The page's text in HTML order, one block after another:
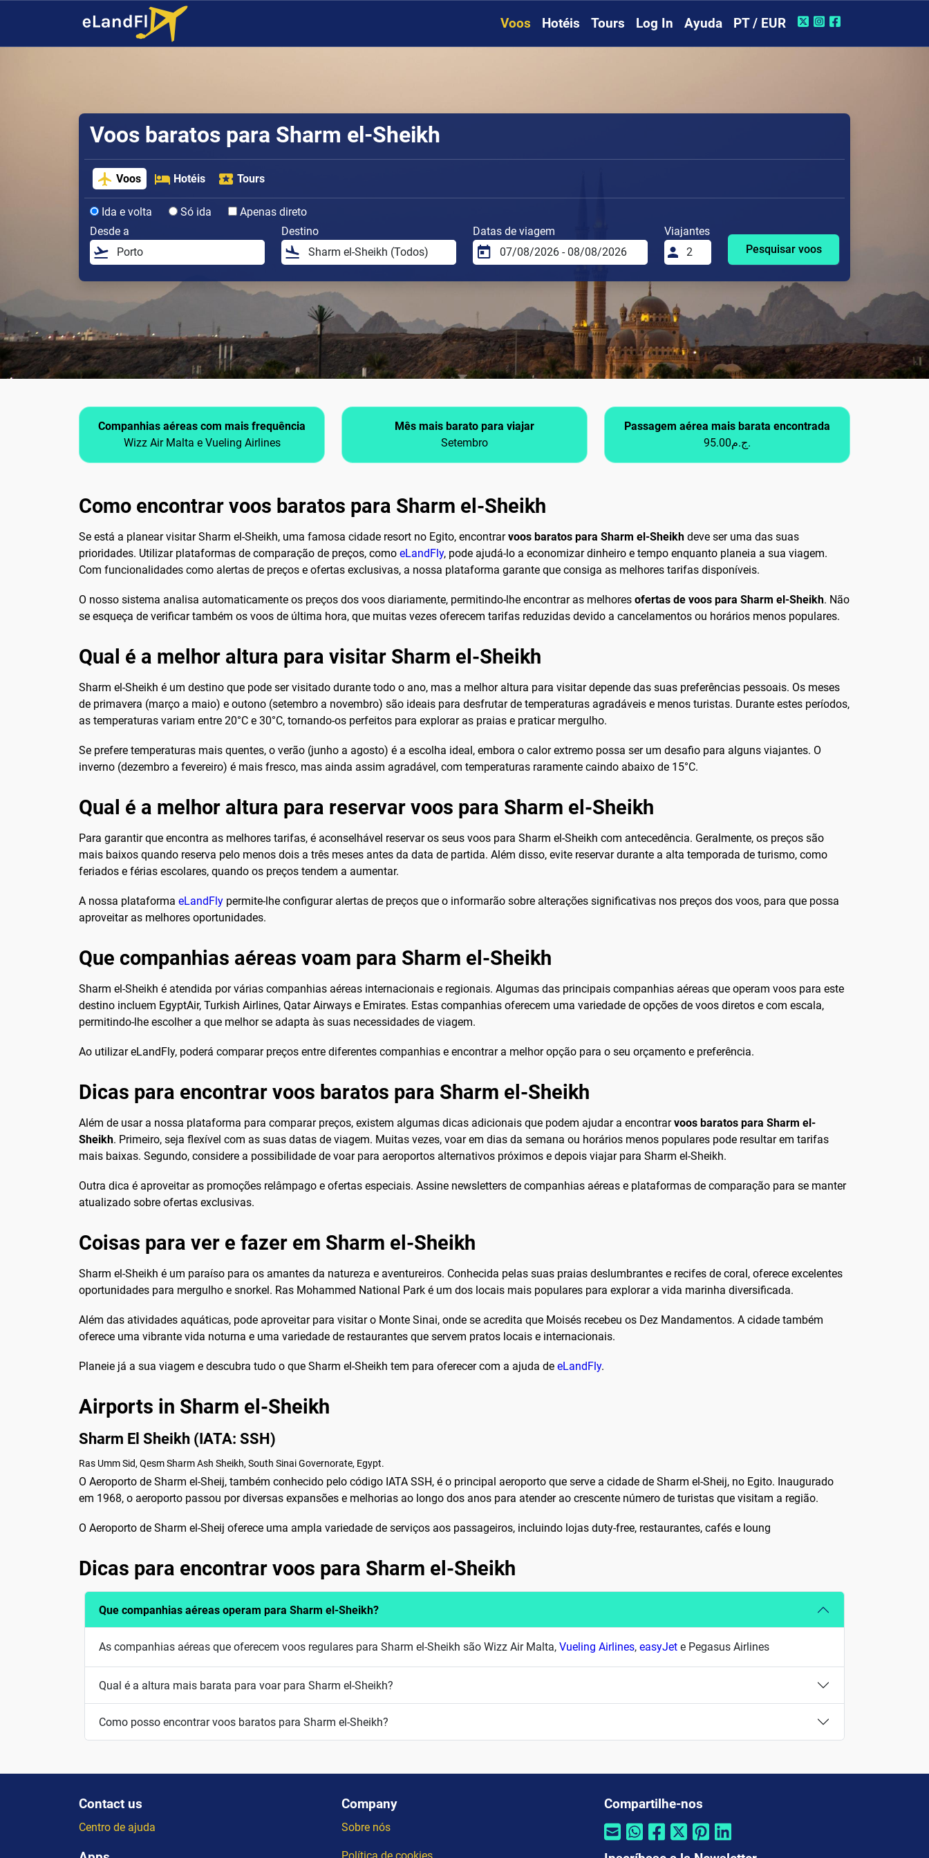
Voos Hotéis Tours Log In Ayuda PT / EUR
Voos baratos para Sharm el-Sheikh
Voos Hotéis Tours
Ida e volta Só ida
Apenas direto
Desde a
Destino Datas de viagem
Viajantes
Pesquisar voos
Companhias aéreas com mais frequência
Wizz Air Malta e Vueling Airlines
Mês mais barato para viajar
Setembro
Passagem aérea mais barata encontrada
95.00ج.م.
Como encontrar voos baratos para Sharm el-Sheikh
Se está a planear visitar Sharm el-Sheikh, uma famosa cidade resort no Egito, encontrarvoos baratos para Sharm el-Sheikh deve ser uma das suas
prioridades. Utilizar plataformas de comparação de preços, como eLandFly, pode ajudá-lo a economizar dinheiro e tempo enquanto planeia a sua viagem.
Com funcionalidades como alertas de preços e ofertas exclusivas, a nossa plataforma garante que consiga as melhores tarifas disponíveis.
O nosso sistema analisa automaticamente os preços dos voos diariamente, permitindo-lhe encontrar as melhores ofertas de voos para Sharm el-Sheikh. Não
se esqueça de verificar também os voos de última hora, que muitas vezes oferecem tarifas reduzidas devido a cancelamentos ou horários menos populares.
Qual é a melhor altura para visitar Sharm el-Sheikh
Sharm el-Sheikh é um destino que pode ser visitado durante todo o ano, mas a melhor altura para visitar depende das suas preferências pessoais. Os meses
de primavera (março a maio) e outono (setembro a novembro) são ideais para desfrutar de temperaturas agradáveis e menos turistas. Durante estes períodos,
as temperaturas variam entre 20°C e 30°C, tornando-os perfeitos para explorar as praias e praticar mergulho.
Se prefere temperaturas mais quentes, o verão (junho a agosto) é a escolha ideal, embora o calor extremo possa ser um desafio para alguns viajantes. O
inverno (dezembro a fevereiro) é mais fresco, mas ainda assim agradável, com temperaturas raramente caindo abaixo de 15°C.
Qual é a melhor altura para reservar voos para Sharm el-Sheikh
Para garantir que encontra as melhores tarifas, é aconselhável reservar os seus voos para Sharm el-Sheikh com antecedência. Geralmente, os preços são
mais baixos quando reserva pelo menos dois a três meses antes da data de partida. Além disso, evite reservar durante a alta temporada de turismo, como
feriados e férias escolares, quando os preços tendem a aumentar.
A nossa plataforma eLandFly permite-lhe configurar alertas de preços que o informarão sobre alterações significativas nos preços dos voos, para que possa
aproveitar as melhores oportunidades.
Que companhias aéreas voam para Sharm el-Sheikh
Sharm el-Sheikh é atendida por várias companhias aéreas internacionais e regionais. Algumas das principais companhias aéreas que operam voos para este
destino incluem EgyptAir, Turkish Airlines, Qatar Airways e Emirates. Estas companhias oferecem uma variedade de opções de voos diretos e com escala,
permitindo-lhe escolher a que melhor se adapta às suas necessidades de viagem.
Ao utilizar eLandFly, poderá comparar preços entre diferentes companhias e encontrar a melhor opção para o seu orçamento e preferência.
Dicas para encontrar voos baratos para Sharm el-Sheikh
Além de usar a nossa plataforma para comparar preços, existem algumas dicas adicionais que podem ajudar a encontrarvoos baratos para Sharm el-
Sheikh. Primeiro, seja flexível com as suas datas de viagem. Muitas vezes, voar em dias da semana ou horários menos populares pode resultar em tarifas
mais baixas. Segundo, considere a possibilidade de voar para aeroportos alternativos próximos e depois viajar para Sharm el-Sheikh.
Outra dica é aproveitar as promoções relâmpago e ofertas especiais. Assine newsletters de companhias aéreas e plataformas de comparação para se manter
atualizado sobre ofertas exclusivas.
Coisas para ver e fazer em Sharm el-Sheikh
Sharm el-Sheikh é um paraíso para os amantes da natureza e aventureiros. Conhecida pelas suas praias deslumbrantes e recifes de coral, oferece excelentes
oportunidades para mergulho e snorkel. Ras Mohammed National Park é um dos locais mais populares para explorar a vida marinha diversificada.
Além das atividades aquáticas, pode aproveitar para visitar o Monte Sinai, onde se acredita que Moisés recebeu os Dez Mandamentos. A cidade também
oferece uma vibrante vida noturna e uma variedade de restaurantes que servem pratos locais e internacionais.
Planeie já a sua viagem e descubra tudo o que Sharm el-Sheikh tem para oferecer com a ajuda de eLandFly.
Airports in Sharm el-Sheikh
Sharm El Sheikh (IATA: SSH)
Ras Umm Sid, Qesm Sharm Ash Sheikh, South Sinai Governorate, Egypt.
O Aeroporto de Sharm el-Sheij, também conhecido pelo código IATA SSH, é o principal aeroporto que serve a cidade de Sharm el-Sheij, no Egito. Inaugurado
em 1968, o aeroporto passou por diversas expansões e melhorias ao longo dos anos para atender ao crescente número de turistas que visitam a região.
O Aeroporto de Sharm el-Sheij oferece uma ampla variedade de serviços aos passageiros, incluindo lojas duty-free, restaurantes, cafés e loung
Dicas para encontrar voos para Sharm el-Sheikh
Que companhias aéreas operam para Sharm el-Sheikh?
As companhias aéreas que oferecem voos regulares para Sharm el-Sheikh são Wizz Air Malta, Vueling Airlines, easyJet e Pegasus Airlines
Qual é a altura mais barata para voar para Sharm el-Sheikh?
Como posso encontrar voos baratos para Sharm el-Sheikh?
Contact us
Centro de ajuda
Company
Sobre nós
Compartilhe-nos